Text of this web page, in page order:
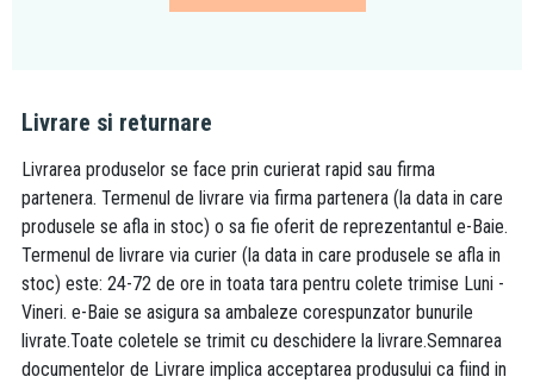
Livrare si returnare
Livrarea produselor se face prin curierat rapid sau firma
partenera. Termenul de livrare via firma partenera (la data in care
produsele se afla in stoc) o sa fie oferit de reprezentantul e-Baie.
Termenul de livrare via curier (la data in care produsele se afla in
stoc) este: 24-72 de ore in toata tara pentru colete trimise Luni -
Vineri. e-Baie se asigura sa ambaleze corespunzator bunurile
livrate.Toate coletele se trimit cu deschidere la livrare.Semnarea
documentelor de Livrare implica acceptarea produsului ca fiind in